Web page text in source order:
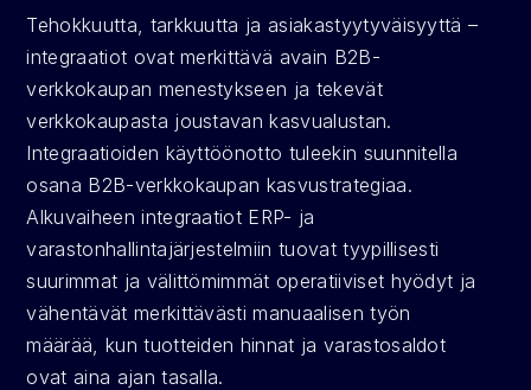
Tehokkuutta, tarkkuutta ja asiakastyytyväisyyttä –
integraatiot ovat merkittävä avain B2B-
verkkokaupan menestykseen ja tekevät
verkkokaupasta joustavan kasvualustan.
Integraatioiden käyttöönotto tuleekin suunnitella
osana B2B-verkkokaupan kasvustrategiaa.
Alkuvaiheen integraatiot ERP- ja
varastonhallintajärjestelmiin tuovat tyypillisesti
suurimmat ja välittömimmät operatiiviset hyödyt ja
vähentävät merkittävästi manuaalisen työn
määrää, kun tuotteiden hinnat ja varastosaldot
ovat aina ajan tasalla.